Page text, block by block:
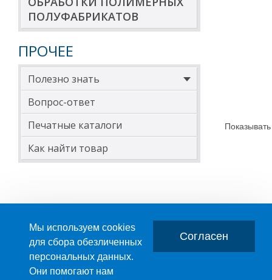
ПОЛУФАБРИКАТОВ
ПРОЧЕЕ
Полезно знать
Вопрос-ответ
Печатные каталоги
Как найти товар
Мы используем cookies
для сбора обезличенных
персональных данных.
Они помогают нам
Согласен